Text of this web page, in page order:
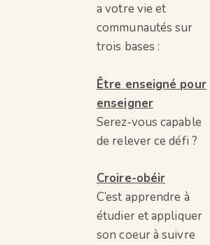
a votre vie et
communautés sur
trois bases :
Être enseigné pour
enseigner
Serez-vous capable
de relever ce défi ?
Croire-obéir
C’est apprendre à
étudier et appliquer
son coeur à suivre